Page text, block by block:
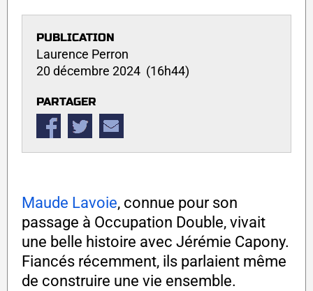
PUBLICATION
Laurence Perron
20 décembre 2024 (16h44)
PARTAGER
Maude Lavoie, connue pour son
passage à Occupation Double, vivait
une belle histoire avec Jérémie Capony.
Fiancés récemment, ils parlaient même
de construire une vie ensemble.